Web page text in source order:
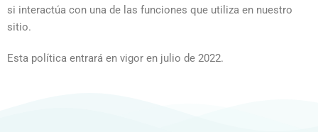
si interactúa con una de las funciones que utiliza en nuestro
sitio.
Esta política entrará en vigor en julio de 2022.